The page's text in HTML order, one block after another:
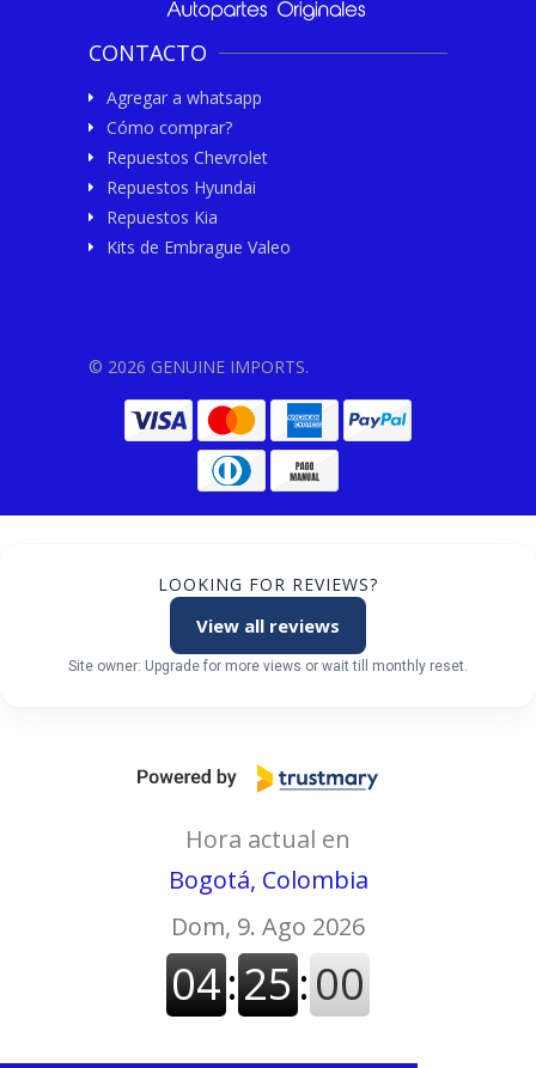
CONTACTO
Agregar a whatsapp
Cómo comprar?
Repuestos Chevrolet
Repuestos Hyundai
Repuestos Kia
Kits de Embrague Valeo
© 2026 GENUINE IMPORTS.
LOOKING FOR REVIEWS?
View all reviews
Site owner: Upgrade for more views or wait till monthly reset.
Hora actual en
Bogotá, Colombia